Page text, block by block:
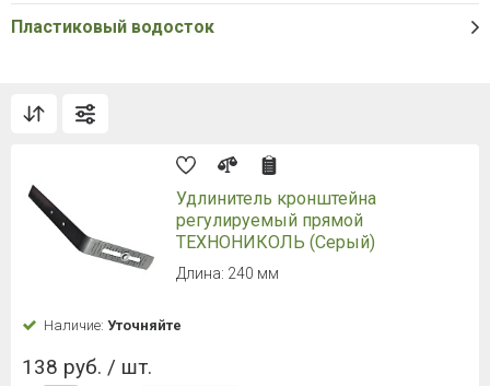
Пластиковый водосток
Удлинитель кронштейна
регулируемый прямой
ТЕХНОНИКОЛЬ (Серый)
Длина: 240 мм
Наличие: Уточняйте
138 руб. / шт.